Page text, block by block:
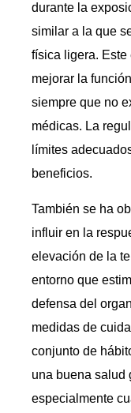
durante la
similar a la que
física ligera. Este
mejorar la
siempre que no
médicas. La
límites
beneficios.
También se ha
influir en la
elevación de la
entorno que
defensa del
medidas de
conjunto de
una buena salud
especialmente